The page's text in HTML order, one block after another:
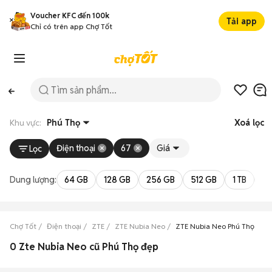
Voucher KFC đến 100k
Chỉ có trên app Chợ Tốt
Tải app
Khu vực: Phú Thọ Xoá lọc
Lọc Điện thoại 67 Giá
Dung lượng: 64 GB 128 GB 256 GB 512 GB 1 TB
Chợ Tốt Điện thoại ZTE ZTE Nubia Neo ZTE Nubia Neo Phú Thọ
0 Zte Nubia Neo cũ Phú Thọ đẹp